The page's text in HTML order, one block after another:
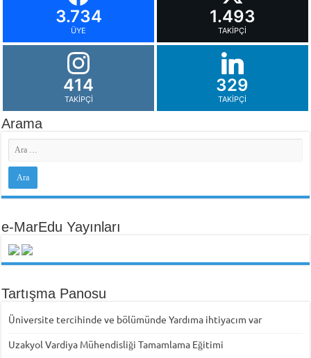
3.734
ÜYE
1.493
TAKIPÇI
414
TAKIPÇI
329
TAKIPÇI
Arama
e-MarEdu Yayınları
Tartışma Panosu
Üniversite tercihinde ve bölümünde Yardıma ihtiyacım var
Uzakyol Vardiya Mühendisliği Tamamlama Eğitimi